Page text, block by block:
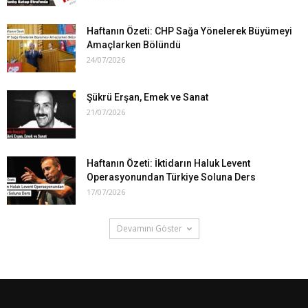
Haftanın Özeti: CHP Sağa Yönelerek Büyümeyi
Amaçlarken Bölündü
24/07/2026
Şükrü Erşan, Emek ve Sanat
21/07/2026
Haftanın Özeti: İktidarın Haluk Levent
Operasyonundan Türkiye Soluna Ders
17/07/2026
Devamını Göster